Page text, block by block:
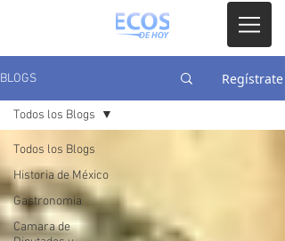
BLOGS Regístrate
Todos los Blogs
Historia de México
Gastronomia
Camara de
Todos los Blogs